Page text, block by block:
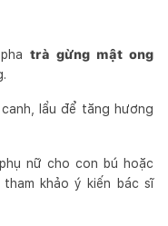
trà gừng mật ong
lẩu để tăng hương
nữ cho con bú hoặc
khảo ý kiến bác sĩ